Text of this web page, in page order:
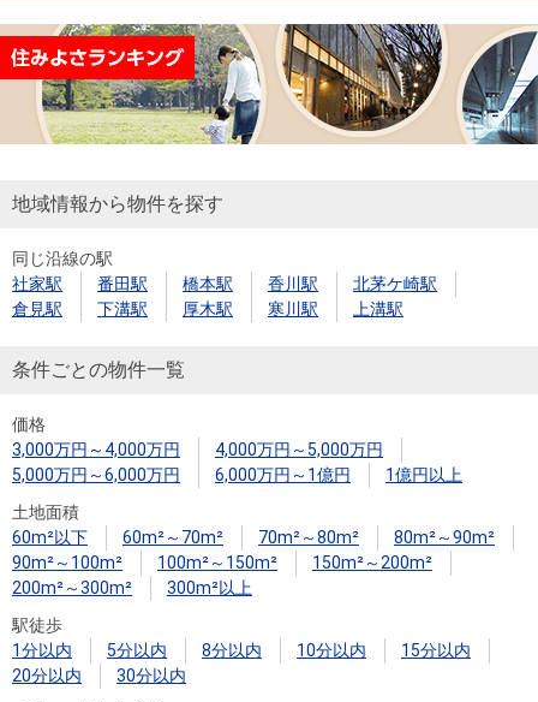
用
物
件
を
す
件を
探す
購入向け
サービス
住宅ロー
ンシミュ
住まい1プ
ラス（お
暮らしの
税金の本
（電子ブ
ック）
ド
金額
試算
売却向け
周辺相場
住まい1プ
住まいと
暮らしの
税金の本
売却ガイ
ド
（電子ブ
ック版）
閉じる
地域情報から物件を探す
同じ沿線の駅
社家駅
番田駅 橋本駅 香川駅
北茅ケ崎駅
倉見駅
下溝駅 厚木駅 寒川駅 上溝駅
条件ごとの物件一覧
価格
3,000万円～4,000万円
4,000万円～5,000万円
5,000万円～6,000万円
6,000万円～1億円
1億円以上
土地面積
60m²以下
60m²～70m² 70m²～80m²
80m²～90m²
90m²～100m²
100m²～150m²
150m²～200m²
200m²～300m²
300m²以上
駅徒歩
1分以内
5分以内 8分以内 10分以内
15分以内
20分以内
30分以内